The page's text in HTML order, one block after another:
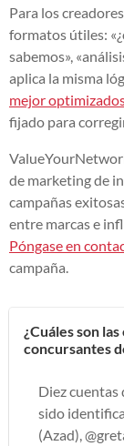
Para los
formatos útiles:
sabemos»,
aplica la misma
mejor
fijado para
de marketing de
campañas
entre marcas e
Póngase en
campaña.
¿Cuáles son
concursantes
Diez cuentas
sido
(Azad),